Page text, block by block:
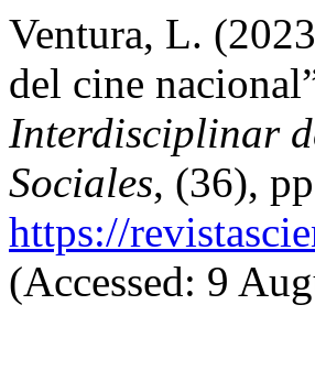
Ventura, L.
del cine
Interdisciplinar
Sociales, (36),
https://
(Accessed: 9